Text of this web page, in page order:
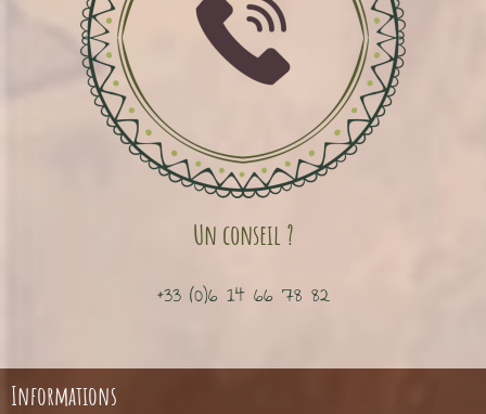
Un conseil ?
+33 (0)6 14 66 78 82
Informations